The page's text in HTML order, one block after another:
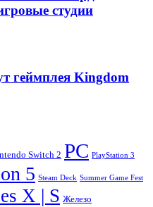
студии
геймплея Kingdom
Switch 2 PC PlayStation 3
5 Steam Deck Summer Game Fest
X | S Железо